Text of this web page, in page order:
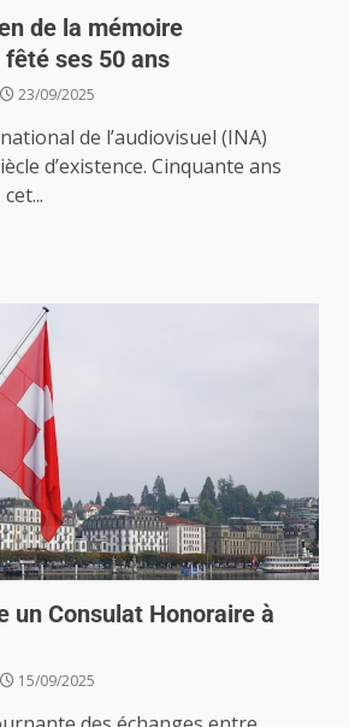
de la mémoire
ses 50 ans
23/09/2025
de l’audiovisuel (INA)
d’existence. Cinquante ans
un Consulat Honoraire à
15/09/2025